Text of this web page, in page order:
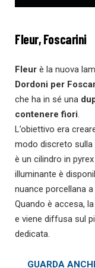
Fleur, Foscarini
Fleur è la nuova
Dordoni per
che ha in sé una
contenere fiori
L’obiettivo era
modo discreto sulla
è un cilindro in
illuminante è
nuance porcellana
Quando è accesa,
e viene diffusa sul
dedicata.
GUARDA